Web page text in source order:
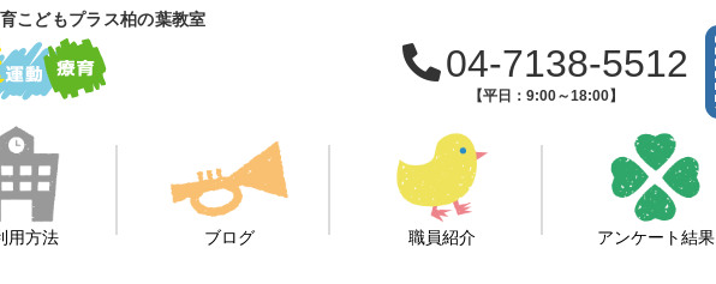
こどもプラス柏の葉教室
04-7138-5512
【平日：9:00～18:00】
用方法 ブログ 職員紹介 アンケート結果